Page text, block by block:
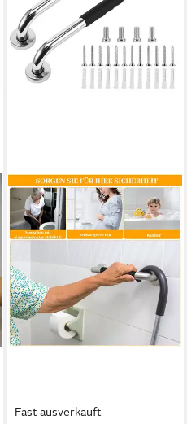
Fast ausverkauft